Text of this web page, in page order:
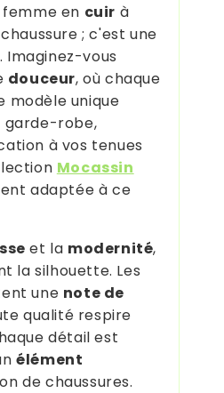
en cuir à
; c'est une
. Imaginez-vous
douceur, où chaque
modèle unique
garde-robe,
à vos tenues
Mocassin
adaptée à ce
et la modernité,
la silhouette. Les
une note de
qualité respire
détail est
élément
de chaussures.